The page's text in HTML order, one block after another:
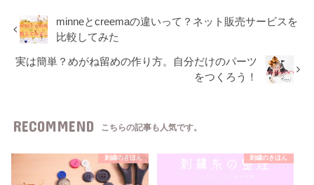
minneとcreemaの違いって？ネット販売サービスを
比較してみた
実は簡単？めがね留めの作り方。自分だけのパーツ
をつくろう！
RECOMMEND こちらの記事も人気です。
刺繍のきほん 刺繍のきほん